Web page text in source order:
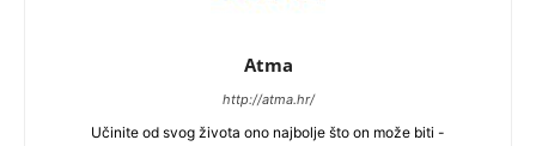
Atma
http://atma.hr/
Učinite od svog života ono najbolje što on može biti -